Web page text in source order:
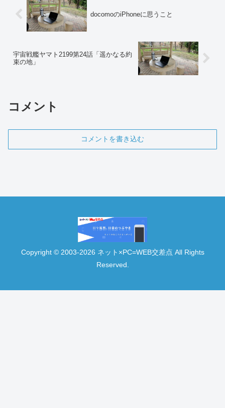
docomoのiPhoneに思うこと
宇宙戦艦ヤマト2199第24話「遥かなる約
束の地」
コメント
コメントを書き込む
Copyright © 2003-2026 ネット×PC=WEB交差点 All Rights
Reserved.